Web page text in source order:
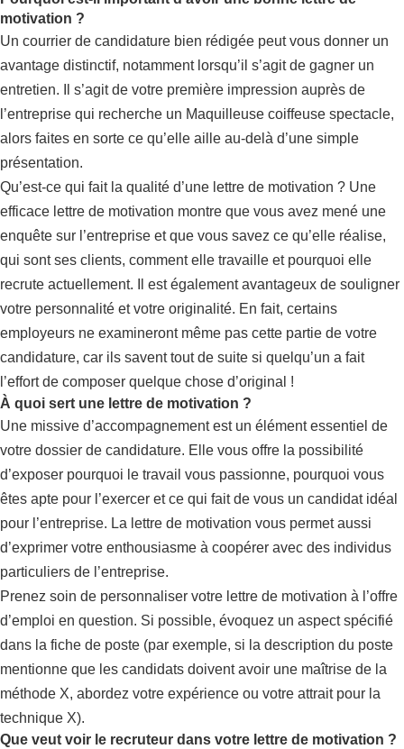
motivation ?
Un courrier de candidature bien rédigée peut vous donner un
avantage distinctif, notamment lorsqu’il s’agit de gagner un
entretien. Il s’agit de votre première impression auprès de
l’entreprise qui recherche un Maquilleuse coiffeuse spectacle,
alors faites en sorte ce qu’elle aille au-delà d’une simple
présentation.
Qu’est-ce qui fait la qualité d’une lettre de motivation ? Une
efficace lettre de motivation montre que vous avez mené une
enquête sur l’entreprise et que vous savez ce qu’elle réalise,
qui sont ses clients, comment elle travaille et pourquoi elle
recrute actuellement. Il est également avantageux de souligner
votre personnalité et votre originalité. En fait, certains
employeurs ne examineront même pas cette partie de votre
candidature, car ils savent tout de suite si quelqu’un a fait
l’effort de composer quelque chose d’original !
À quoi sert une lettre de motivation ?
Une missive d’accompagnement est un élément essentiel de
votre dossier de candidature. Elle vous offre la possibilité
d’exposer pourquoi le travail vous passionne, pourquoi vous
êtes apte pour l’exercer et ce qui fait de vous un candidat idéal
pour l’entreprise. La lettre de motivation vous permet aussi
d’exprimer votre enthousiasme à coopérer avec des individus
particuliers de l’entreprise.
Prenez soin de personnaliser votre lettre de motivation à l’offre
d’emploi en question. Si possible, évoquez un aspect spécifié
dans la fiche de poste (par exemple, si la description du poste
mentionne que les candidats doivent avoir une maîtrise de la
méthode X, abordez votre expérience ou votre attrait pour la
technique X).
Que veut voir le recruteur dans votre lettre de motivation ?